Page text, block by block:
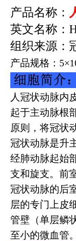
产品名称：
英文名称：
组织来源：
产品规格： 5×
人冠状动脉内
起于主动脉根
原则，将冠状
冠状动脉是升
经肺动脉起始
支和旋支。前
冠状动脉的后
层的专门上皮
管壁（单层鳞
至小的微血管